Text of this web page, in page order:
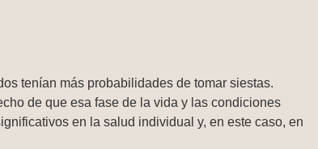
tenían más probabilidades de tomar siestas.
de que esa fase de la vida y las condiciones
en la salud individual y, en este caso, en